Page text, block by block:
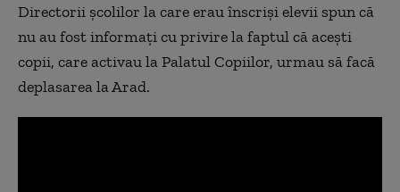
Directorii școlilor la care erau înscriși elevii spun că
nu au fost informați cu privire la faptul că acești
copii, care activau la Palatul Copiilor, urmau să facă
deplasarea la Arad.